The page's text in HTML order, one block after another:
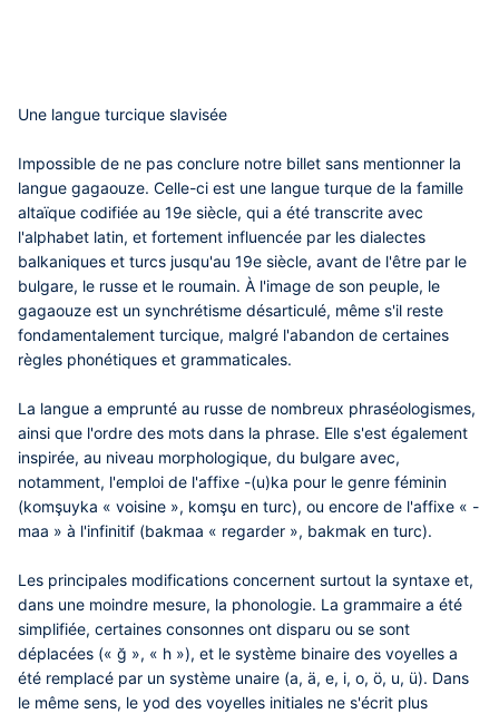
Une langue turcique slavisée
Impossible de ne pas conclure notre billet sans mentionner la
langue gagaouze. Celle-ci est une langue turque de la famille
altaïque codifiée au 19e siècle, qui a été transcrite avec
l'alphabet latin, et fortement influencée par les dialectes
balkaniques et turcs jusqu'au 19e siècle, avant de l'être par le
bulgare, le russe et le roumain. À l'image de son peuple, le
gagaouze est un synchrétisme désarticulé, même s'il reste
fondamentalement turcique, malgré l'abandon de certaines
règles phonétiques et grammaticales.
La langue a emprunté au russe de nombreux phraséologismes,
ainsi que l'ordre des mots dans la phrase. Elle s'est également
inspirée, au niveau morphologique, du bulgare avec,
notamment, l'emploi de l'affixe -(u)ka pour le genre féminin
(komşuyka « voisine », komşu en turc), ou encore de l'affixe « -
maa » à l'infinitif (bakmaa « regarder », bakmak en turc).
Les principales modifications concernent surtout la syntaxe et,
dans une moindre mesure, la phonologie. La grammaire a été
simplifiée, certaines consonnes ont disparu ou se sont
déplacées (« ğ », « h »), et le système binaire des voyelles a
été remplacé par un système unaire (a, ä, e, i, o, ӧ, u, ü). Dans
le même sens, le yod des voyelles initiales ne s'écrit plus